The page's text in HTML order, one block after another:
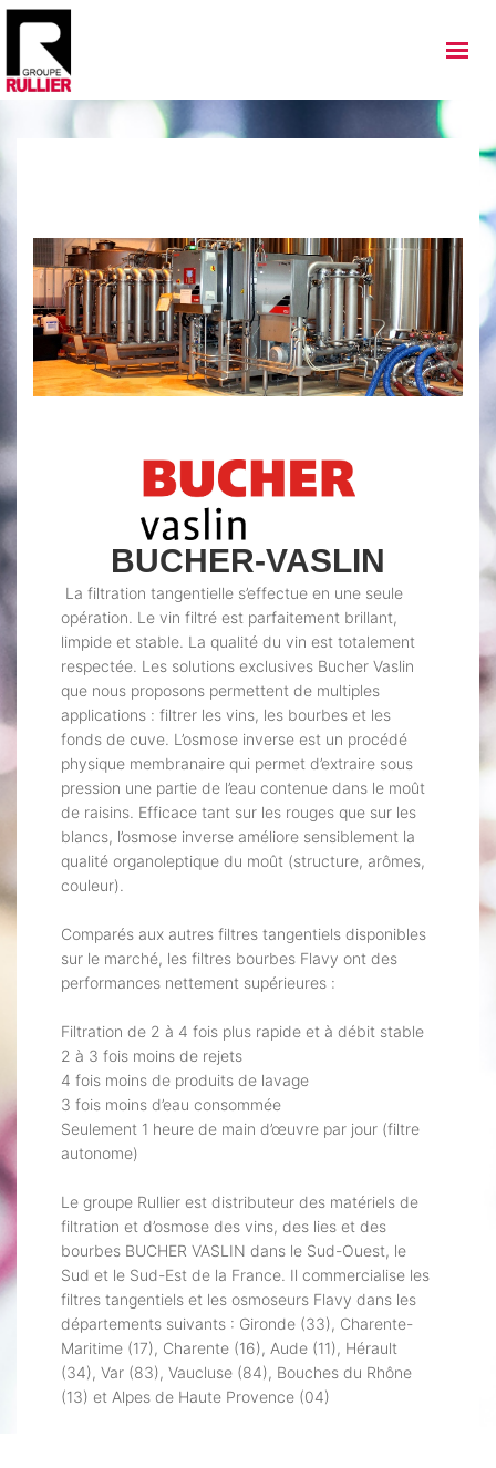
NOS ACTUALITÉS
BUCHER-VASLIN
La filtration tangentielle s’effectue en une seule
opération. Le vin filtré est parfaitement brillant,
limpide et stable. La qualité du vin est totalement
respectée. Les solutions exclusives Bucher Vaslin
que nous proposons permettent de multiples
applications : filtrer les vins, les bourbes et les
fonds de cuve. L’osmose inverse est un procédé
physique membranaire qui permet d’extraire sous
pression une partie de l’eau contenue dans le moût
de raisins. Efficace tant sur les rouges que sur les
blancs, l’osmose inverse améliore sensiblement la
qualité organoleptique du moût (structure, arômes,
couleur).
Comparés aux autres filtres tangentiels disponibles
sur le marché, les filtres bourbes Flavy ont des
performances nettement supérieures :
Filtration de 2 à 4 fois plus rapide et à débit stable
2 à 3 fois moins de rejets
4 fois moins de produits de lavage
3 fois moins d’eau consommée
Seulement 1 heure de main d’œuvre par jour (filtre
autonome)
Le groupe Rullier est distributeur des matériels de
filtration et d’osmose des vins, des lies et des
bourbes BUCHER VASLIN dans le Sud-Ouest, le
Sud et le Sud-Est de la France. Il commercialise les
filtres tangentiels et les osmoseurs Flavy dans les
départements suivants : Gironde (33), Charente-
Maritime (17), Charente (16), Aude (11), Hérault
(34), Var (83), Vaucluse (84), Bouches du Rhône
(13) et Alpes de Haute Provence (04)